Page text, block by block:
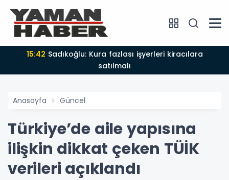
15:42
satılmalı
Anasayfa Güncel
Türkiye’de aile yapısına
ilişkin dikkat çeken TÜİK
verileri açıklandı